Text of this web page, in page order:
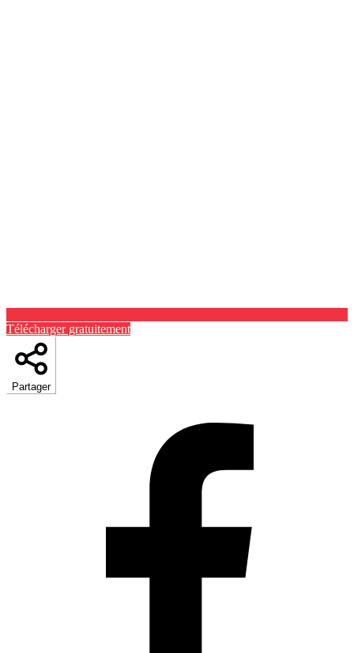
Télécharger gratuitement
Partager